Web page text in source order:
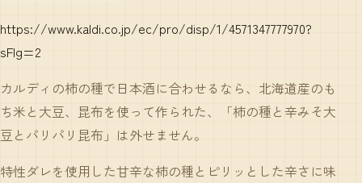
https://www.kaldi.co.jp/ec/pro/disp/1/4571347777970?
sFlg=2
カルディの柿の種で日本酒に合わせるなら、北海道産のも
ち米と大豆、昆布を使って作られた、「柿の種と辛みそ大
豆とパリパリ昆布」は外せません。
特性ダレを使用した甘辛な柿の種とピリッとした辛さに味